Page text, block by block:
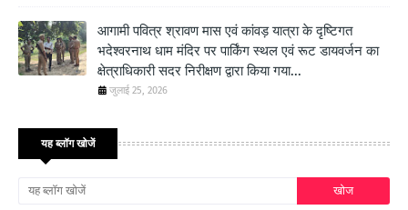
आगामी पवित्र श्रावण मास एवं कांवड़ यात्रा के दृष्टिगत
भदेश्वरनाथ धाम मंदिर पर पार्किंग स्थल एवं रूट डायवर्जन का
क्षेत्राधिकारी सदर निरीक्षण द्वारा किया गया...
जुलाई 25, 2026
यह ब्लॉग खोजें